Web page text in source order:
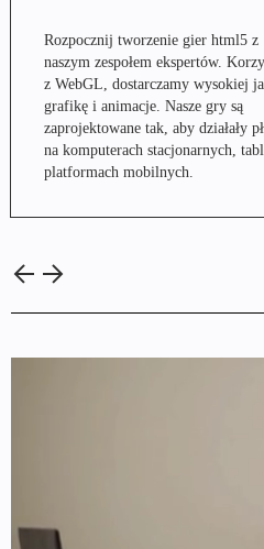
Rozpocznij tworzenie gier html5 z
naszym zespołem ekspertów.
z WebGL, dostarczamy wysokiej
grafikę i animacje. Nasze gry są
zaprojektowane tak, aby działały
na komputerach stacjonarnych,
platformach mobilnych.